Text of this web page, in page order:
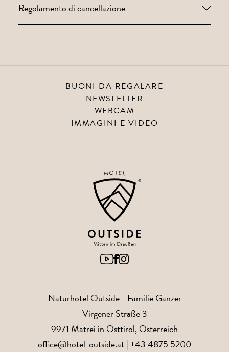
Regolamento di cancellazione
BUONI DA REGALARE
NEWSLETTER
WEBCAM
IMMAGINI E VIDEO
Naturhotel Outside- Familie Ganzer
Virgener Straße 3
9971 Matrei in Osttirol, Österreich
office@hotel-outside.at|+43 4875 5200